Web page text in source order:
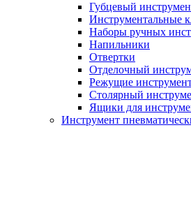
Губцевый
Инструментальные
Наборы ручных
Напильники
Отвертки
Отделочный
Режущие
Столярный
Ящики для
Инструмент